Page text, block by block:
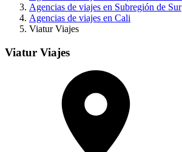
Agencias de viajes en Subregión de Sur
Agencias de viajes en Cali
Viatur Viajes
Viatur Viajes